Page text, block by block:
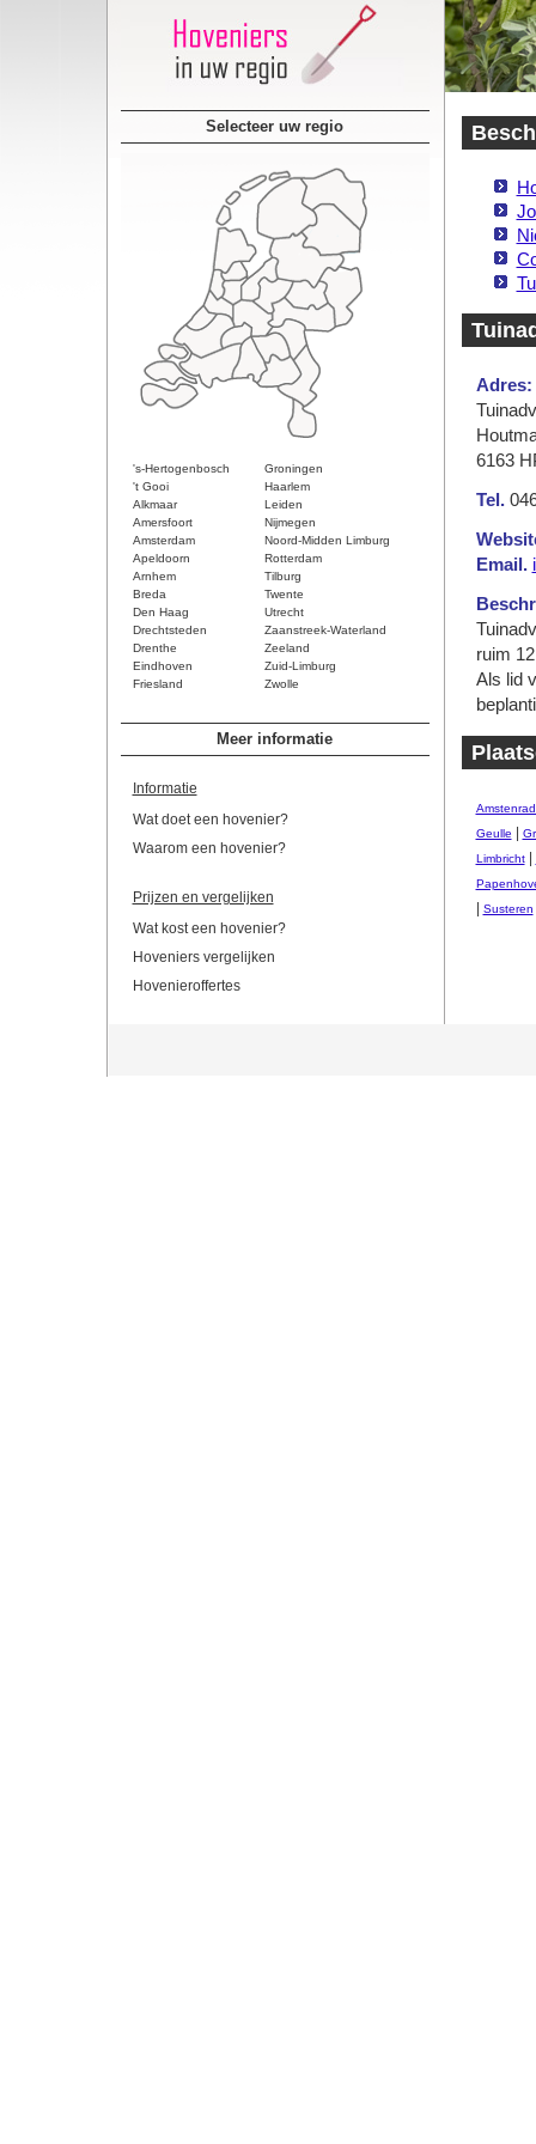
Selecteer uw regio
's-Hertogenbosch
Groningen
't Gooi
Haarlem
Alkmaar
Leiden
Amersfoort
Nijmegen
Amsterdam
Noord-Midden Limburg
Apeldoorn
Rotterdam
Arnhem
Tilburg
Breda
Twente
Den Haag
Utrecht
Drechtsteden
Zaanstreek-Waterland
Drenthe
Zeeland
Eindhoven
Zuid-Limburg
Friesland
Zwolle
Meer informatie
Informatie
Wat doet een hovenier?
Waarom een hovenier?
Prijzen en vergelijken
Wat kost een hovenier?
Hoveniers vergelijken
Hovenieroffertes
Adres:
6163
Tel.
Email.
ruim
Als lid
Geulle
Limbricht|
Susteren